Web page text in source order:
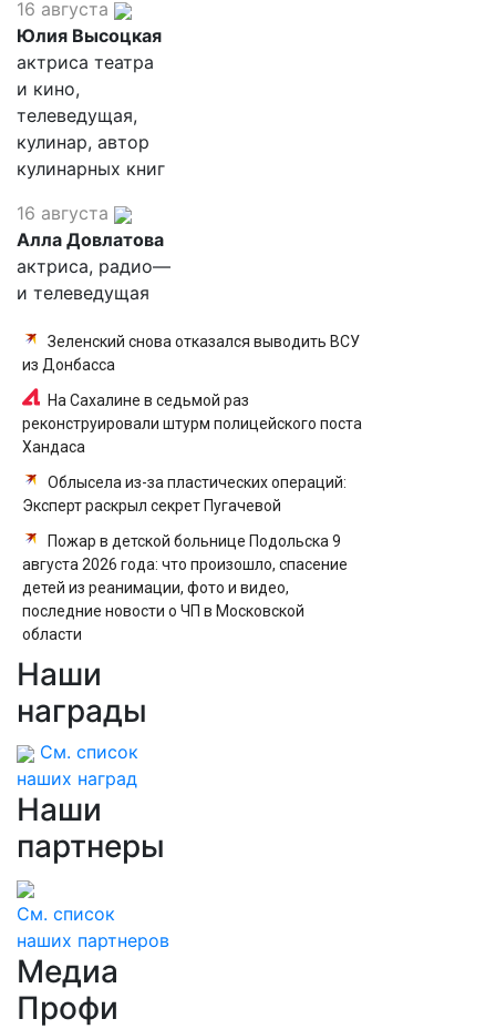
16 августа
Юлия Высоцкая
актриса театра
и кино,
телеведущая,
кулинар, автор
кулинарных книг
16 августа
Алла Довлатова
актриса, радио—
и телеведущая
Зеленский снова отказался выводить ВСУ
из Донбасса
На Сахалине в седьмой раз
реконструировали штурм полицейского поста
Хандаса
Облысела из-за пластических операций:
Эксперт раскрыл секрет Пугачевой
Пожар в детской больнице Подольска 9
августа 2026 года: что произошло, спасение
детей из реанимации, фото и видео,
последние новости о ЧП в Московской
области
Новые штрафы за нарушение ПДД с 1
Наши
награды
См. список
наших наград
Наши
партнеры
См. список
наших партнеров
Медиа
Профи